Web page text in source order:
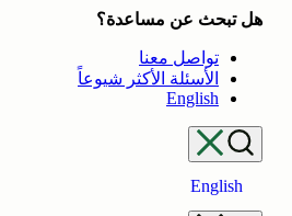
هل تبحث عن مساعدة؟
تواصل معنا
الأسئلة الأكثر شيوعاً
English
English